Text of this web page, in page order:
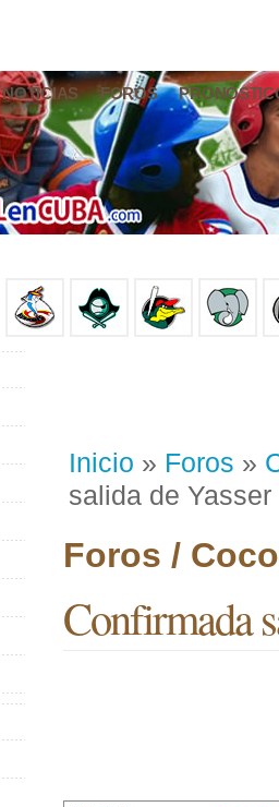
NOTICIAS FOROS
Inicio » Foros »
salida de
Foros /
Confirmada